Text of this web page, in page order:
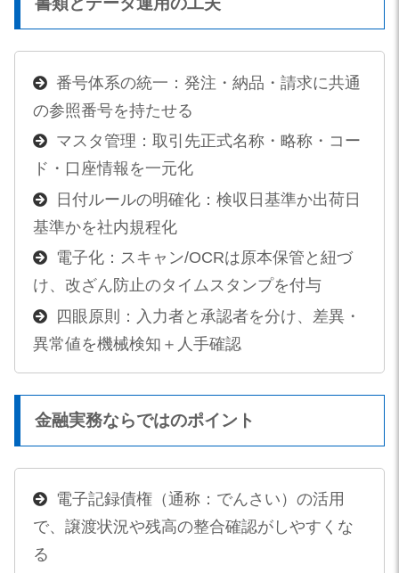
番号体系の統一：発注・納品・請求に共通
の参照番号を持たせる
マスタ管理：取引先正式名称・略称・コー
ド・口座情報を一元化
日付ルールの明確化：検収日基準か出荷日
基準かを社内規程化
電子化：スキャン/OCRは原本保管と紐づ
け、改ざん防止のタイムスタンプを付与
四眼原則：入力者と承認者を分け、差異・
異常値を機械検知＋人手確認
金融実務ならではのポイント
電子記録債権（通称：でんさい）の活用
で、譲渡状況や残高の整合確認がしやすくな
る